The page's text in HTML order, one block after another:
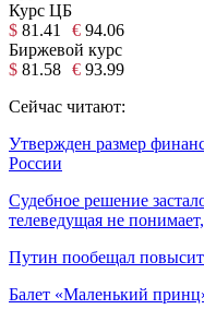
Курс ЦБ
$ 81.41 € 94.06
Биржевой курс
$ 81.58 € 93.99
Сейчас читают:
Утвержден размер
России
Судебное решение
телеведущая не
Путин пообещал
Балет «Маленький